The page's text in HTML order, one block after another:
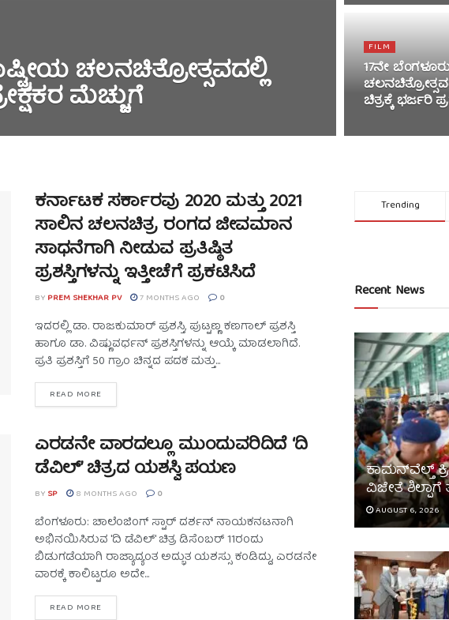
ಚಲನಚಿತ್ರೋತ್ಸವದಲ್ಲಿ
ಮೆಚ್ಚುಗೆ
FILM
17ನೇ
ಚಿತ್ರಕ್ಕೆ ಭರ್ಜರಿ
ಕರ್ನಾಟಕ ಸರ್ಕಾರವು 2020 ಮತ್ತು 2021
ಸಾಲಿನ ಚಲನಚಿತ್ರ ರಂಗದ ಜೀವಮಾನ
ಸಾಧನೆಗಾಗಿ ನೀಡುವ ಪ್ರತಿಷ್ಠಿತ
ಪ್ರಶಸ್ತಿಗಳನ್ನು ಇತ್ತೀಚೆಗೆ ಪ್ರಕಟಿಸಿದೆ
BY PREM SHEKHAR PV 7 MONTHS AGO 0
ಇದರಲ್ಲಿ ಡಾ. ರಾಜಕುಮಾರ್ ಪ್ರಶಸ್ತಿ, ಪುಟ್ಟಣ್ಣ ಕಣಗಾಲ್ ಪ್ರಶಸ್ತಿ
ಹಾಗೂ ಡಾ. ವಿಷ್ಣುವರ್ಧನ್ ಪ್ರಶಸ್ತಿಗಳನ್ನು ಆಯ್ಕೆ ಮಾಡಲಾಗಿದೆ.
ಪ್ರತಿ ಪ್ರಶಸ್ತಿಗೆ 50 ಗ್ರಾಂ ಚಿನ್ನದ ಪದಕ ಮತ್ತು...
READ MORE
ಎರಡನೇ ವಾರದಲ್ಲೂ ಮುಂದುವರಿದಿದೆ ‘ದಿ
ಡೆವಿಲ್’ ಚಿತ್ರದ ಯಶಸ್ವಿ ಪಯಣ
BY SP 8 MONTHS AGO 0
ಬೆಂಗಳೂರು: ಚಾಲೆಂಜಿಂಗ್ ಸ್ಟಾರ್ ದರ್ಶನ್ ನಾಯಕನಟನಾಗಿ
ಅಭಿನಯಿಸಿರುವ 'ದಿ ಡೆವಿಲ್' ಚಿತ್ರ ಡಿಸೆಂಬರ್ 11ರಂದು
ಬಿಡುಗಡೆಯಾಗಿ ರಾಜ್ಯಾದ್ಯಂತ ಅದ್ಭುತ ಯಶಸ್ಸು ಕಂಡಿದ್ದು, ಎರಡನೇ
ವಾರಕ್ಕೆ ಕಾಲಿಟ್ಟರೂ ಅದೇ...
READ MORE
Trending
Recent News
ಕಾಮನ್‌ವೆಲ್ತ್
ವಿಜೇತೆ ಶಿಲ್ಪಾಗೆ
AUGUST 6, 2026